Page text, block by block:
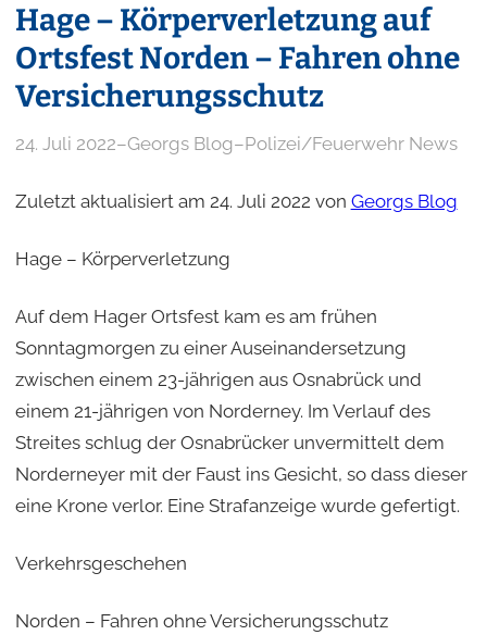
Hage – Körperverletzung auf
Ortsfest Norden – Fahren ohne
Versicherungsschutz
24. Juli 2022–Georgs Blog–Polizei/Feuerwehr News
Zuletzt aktualisiert am 24. Juli 2022 von Georgs Blog
Hage – Körperverletzung
Auf dem Hager Ortsfest kam es am frühen
Sonntagmorgen zu einer Auseinandersetzung
zwischen einem 23-jährigen aus Osnabrück und
einem 21-jährigen von Norderney. Im Verlauf des
Streites schlug der Osnabrücker unvermittelt dem
Norderneyer mit der Faust ins Gesicht, so dass dieser
eine Krone verlor. Eine Strafanzeige wurde gefertigt.
Verkehrsgeschehen
Norden – Fahren ohne Versicherungsschutz